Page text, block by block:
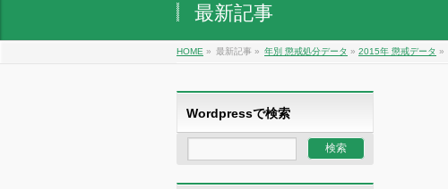
最新記事
HOME » 最新記事 » 年別 懲戒処分データ » 2015年 懲戒データ »
Wordpressで検索